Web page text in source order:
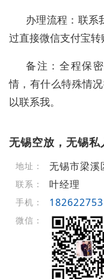
办理流程：联系
过直接微信支付宝转
备注：全程保
情，有什么特殊情
以联系我。
无锡空放，无锡
地址： 无锡市梁溪
联系： 叶经理
手机：
微信：